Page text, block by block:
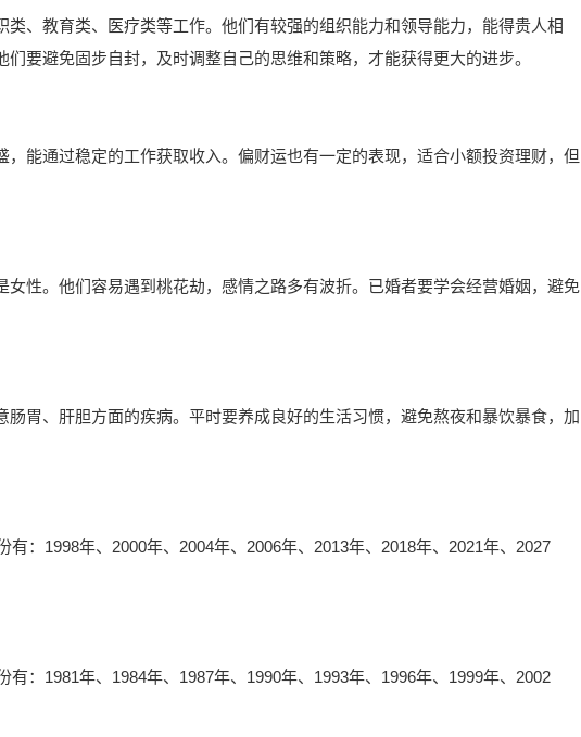
类、教育类、医疗类等工作。他们有较强的组织能力和领导能力，能得贵人相
要避免固步自封，及时调整自己的思维和策略，才能获得更大的进步。
，能通过稳定的工作获取收入。偏财运也有一定的表现，适合小额投资理财，但
女性。他们容易遇到桃花劫，感情之路多有波折。已婚者要学会经营婚姻，避免
肠胃、肝胆方面的疾病。平时要养成良好的生活习惯，避免熬夜和暴饮暴食，加
有：1998年、2000年、2004年、2006年、2013年、2018年、2021年、2027
有：1981年、1984年、1987年、1990年、1993年、1996年、1999年、2002